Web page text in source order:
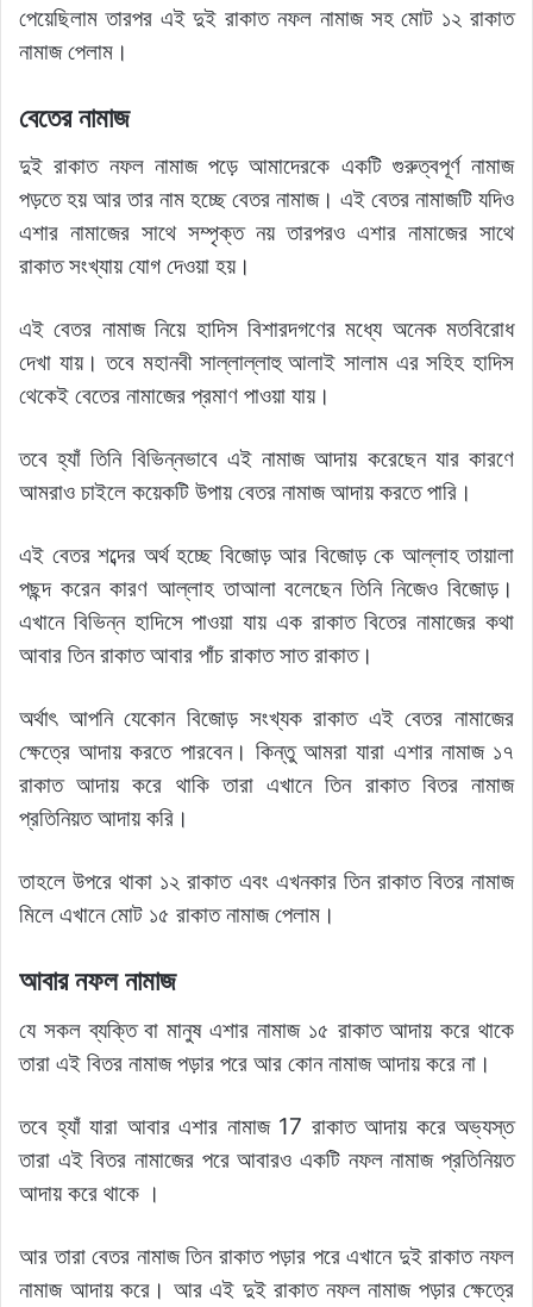
পেয়েছিলাম তারপর এই দুই রাকাত নফল নামাজ সহ মোট ১২ রাকাত
নামাজ পেলাম।
বেতের নামাজ
দুই রাকাত নফল নামাজ পড়ে আমাদেরকে একটি গুরুত্বপূর্ণ নামাজ
পড়তে হয় আর তার নাম হচ্ছে বেতর নামাজ। এই বেতর নামাজটি যদিও
এশার নামাজের সাথে সম্পৃক্ত নয় তারপরও এশার নামাজের সাথে
রাকাত সংখ্যায় যোগ দেওয়া হয়।
এই বেতর নামাজ নিয়ে হাদিস বিশারদগণের মধ্যে অনেক মতবিরোধ
দেখা যায়। তবে মহানবী সাল্লাল্লাহু আলাই সালাম এর সহিহ হাদিস
থেকেই বেতের নামাজের প্রমাণ পাওয়া যায়।
তবে হ্যাঁ তিনি বিভিন্নভাবে এই নামাজ আদায় করেছেন যার কারণে
আমরাও চাইলে কয়েকটি উপায় বেতর নামাজ আদায় করতে পারি।
এই বেতর শব্দের অর্থ হচ্ছে বিজোড় আর বিজোড় কে আল্লাহ তায়ালা
পছন্দ করেন কারণ আল্লাহ তাআলা বলেছেন তিনি নিজেও বিজোড়।
এখানে বিভিন্ন হাদিসে পাওয়া যায় এক রাকাত বিতের নামাজের কথা
আবার তিন রাকাত আবার পাঁচ রাকাত সাত রাকাত।
অর্থাৎ আপনি যেকোন বিজোড় সংখ্যক রাকাত এই বেতর নামাজের
ক্ষেত্রে আদায় করতে পারবেন। কিন্তু আমরা যারা এশার নামাজ ১৭
রাকাত আদায় করে থাকি তারা এখানে তিন রাকাত বিতর নামাজ
প্রতিনিয়ত আদায় করি।
তাহলে উপরে থাকা ১২ রাকাত এবং এখনকার তিন রাকাত বিতর নামাজ
মিলে এখানে মোট ১৫ রাকাত নামাজ পেলাম।
আবার নফল নামাজ
যে সকল ব্যক্তি বা মানুষ এশার নামাজ ১৫ রাকাত আদায় করে থাকে
তারা এই বিতর নামাজ পড়ার পরে আর কোন নামাজ আদায় করে না।
তবে হ্যাঁ যারা আবার এশার নামাজ 17 রাকাত আদায় করে অভ্যস্ত
তারা এই বিতর নামাজের পরে আবারও একটি নফল নামাজ প্রতিনিয়ত
আদায় করে থাকে ।
আর তারা বেতর নামাজ তিন রাকাত পড়ার পরে এখানে দুই রাকাত নফল
নামাজ আদায় করে। আর এই দুই রাকাত নফল নামাজ পড়ার ক্ষেত্রে